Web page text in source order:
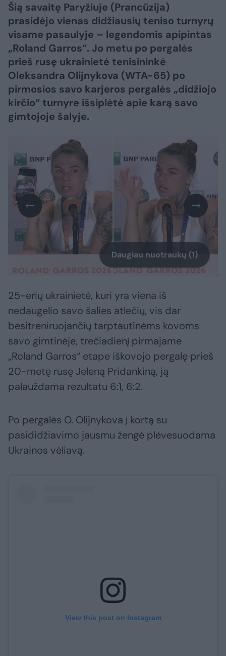
Šią savaitę Paryžiuje (Prancūzija)
prasidėjo vienas didžiausių teniso turnyrų
visame pasaulyje – legendomis apipintas
„Roland Garros“. Jo metu po pergalės
prieš rusę ukrainietė tenisininkė
Oleksandra Olijnykova (WTA-65) po
pirmosios savo karjeros pergalės „didžiojo
kirčio“ turnyre išsiplėtė apie karą savo
gimtojoje šalyje.
Daugiau nuotraukų (1)
25-erių ukrainietė, kuri yra viena iš
nedaugelio savo šalies atlečių, vis dar
besitreniruojančių tarptautinėms kovoms
savo gimtinėje, trečiadienį pirmajame
„Roland Garros“ etape iškovojo pergalę prieš
20-metę rusę Jeleną Pridankiną, ją
palauždama rezultatu 6:1, 6:2.
Po pergalės O. Olijnykova į kortą su
pasididžiavimo jausmu žengė plėvesuodama
Ukrainos vėliavą.
View this post on Instagram